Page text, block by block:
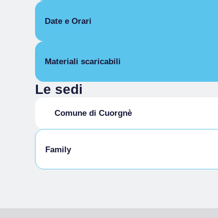
Date e Orari
Materiali scaricabili
Cuorgne Torneo Maggio
Le sedi
Comune di Cuorgnè
Family